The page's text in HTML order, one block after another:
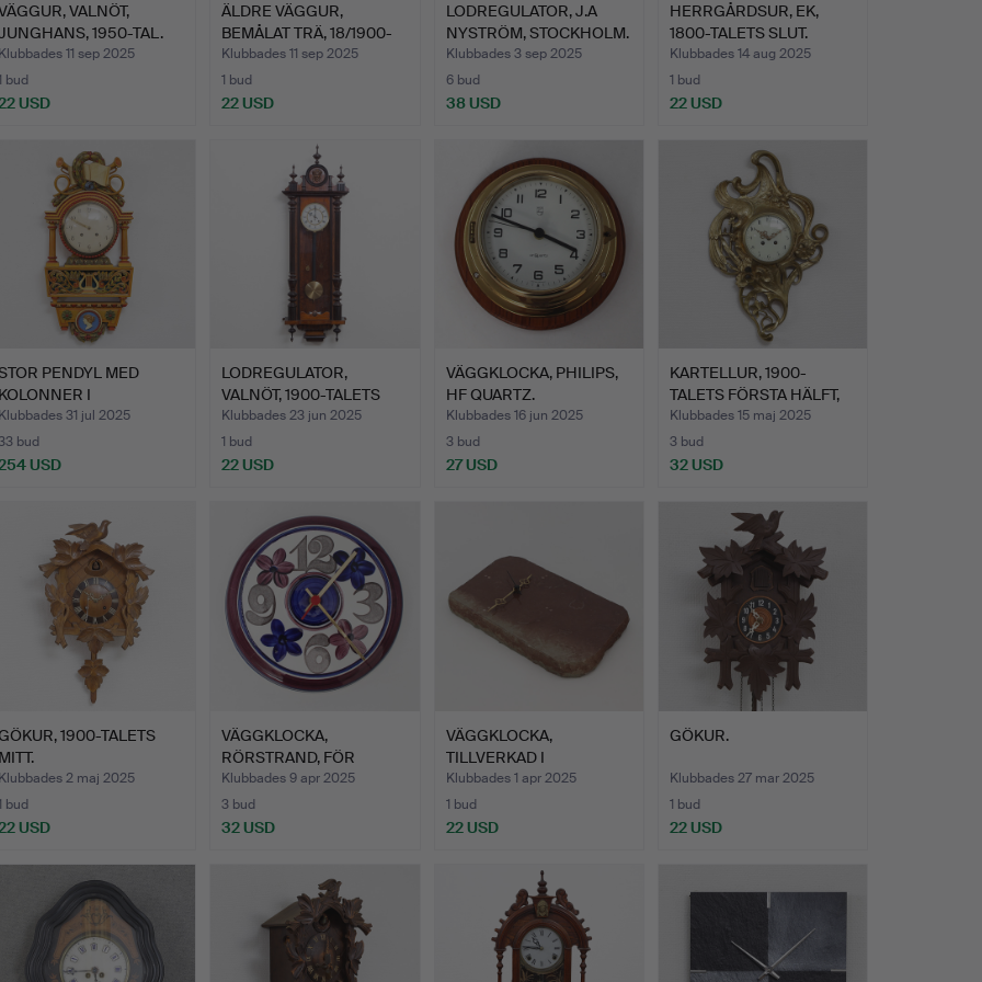
VALNÖT,
1950-TAL.
Klubbades 11 sep 2025
bud
USD
ÄLDRE VÄGGUR,
BEMÅLAT TRÄ, 18/1900-
TAL.
Klubbades 11 sep 2025
1 bud
22 USD
LODREGULATOR, J.A
NYSTRÖM, STOCKHOLM.
Klubbades 3 sep 2025
6 bud
38 USD
HERRGÅRDSUR, EK,
1800-TALETS SLUT.
Klubbades 14 aug 2025
1 bud
22 USD
PENDYL MED
KOLONNER I
TRÄSKUREN DEKOR…
Klubbades 31 jul 2025
bud
USD
LODREGULATOR,
VALNÖT, 1900-TALETS
FÖRSTA H…
Klubbades 23 jun 2025
1 bud
22 USD
VÄGGKLOCKA, PHILIPS,
HF QUARTZ.
Klubbades 16 jun 2025
3 bud
27 USD
KARTELLUR, 1900-
TALETS FÖRSTA HÄLFT,
MÄSSI…
Klubbades 15 maj 2025
3 bud
32 USD
1900-TALETS
MITT.
Klubbades 2 maj 2025
bud
USD
VÄGGKLOCKA,
RÖRSTRAND, FÖR
WESTERSTRANDS, …
Klubbades 9 apr 2025
3 bud
32 USD
VÄGGKLOCKA,
TILLVERKAD I
ÖLANDSSTEN, 1900-…
Klubbades 1 apr 2025
1 bud
22 USD
GÖKUR.
Klubbades 27 mar 2025
1 bud
22 USD